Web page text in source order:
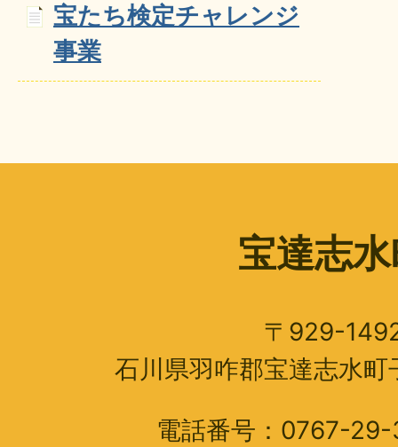
宝たち検定チャレンジ
事業
宝達志
〒929-
石川県羽咋郡宝達志水町
電話番号：0767-29-